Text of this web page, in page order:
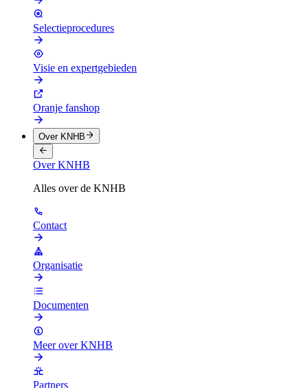
Selectieprocedures
Visie en expertgebieden
Oranje fanshop
Over KNHB
Over KNHB
Alles over de KNHB
Contact
Organisatie
Documenten
Meer over KNHB
Partners